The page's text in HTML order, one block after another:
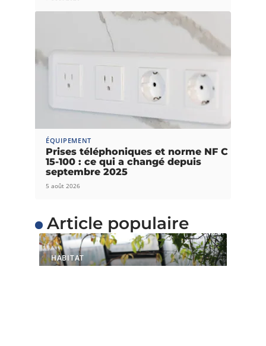
ÉQUIPEMENT
Prises téléphoniques et norme NF C
15-100 : ce qui a changé depuis
septembre 2025
5 août 2026
Article populaire
HABITAT